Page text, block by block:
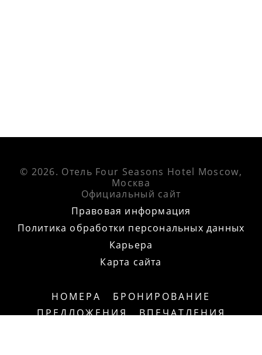
© 2026. Отель Four Seasons Hotel Moscow,
Москва
Официальный сайт
Правовая информация
Политика обработки персональных данных
Карьера
Карта сайта
НОМЕРА
БРОНИРОВАНИЕ
ПРЕДЛОЖЕНИЯ
ВПЕЧАТЛЕНИЯ